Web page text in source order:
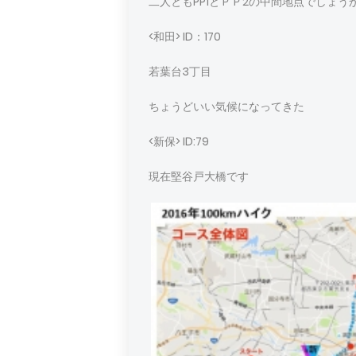
<和田> ID：170
若葉台3丁目
ちょうどいい気候になってきた
<新保> ID:79
現在堅谷戸大橋です